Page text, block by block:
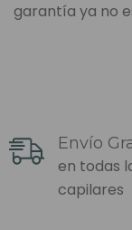
garantía ya no
Envío
en todas
capilares